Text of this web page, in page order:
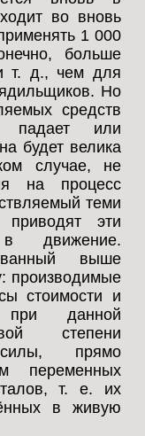
во вновь
1 000
больше
т. д., чем для
Но
средств
падает или
будет велика
случае, не
на процесс
теми
эти
в движение.
выше
производимые
стоимости и
при данной
степени
прямо
переменных
т. е. их
в живую